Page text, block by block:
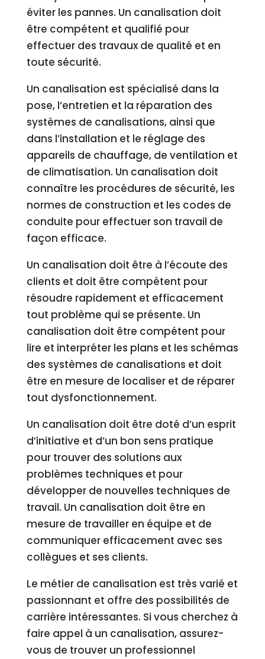
éviter les pannes. Un canalisation doit
être compétent et qualifié pour
effectuer des travaux de qualité et en
toute sécurité.
Un canalisation est spécialisé dans la
pose, l’entretien et la réparation des
systèmes de canalisations, ainsi que
dans l’installation et le réglage des
appareils de chauffage, de ventilation et
de climatisation. Un canalisation doit
connaître les procédures de sécurité, les
normes de construction et les codes de
conduite pour effectuer son travail de
façon efficace.
Un canalisation doit être à l’écoute des
clients et doit être compétent pour
résoudre rapidement et efficacement
tout problème qui se présente. Un
canalisation doit être compétent pour
lire et interpréter les plans et les schémas
des systèmes de canalisations et doit
être en mesure de localiser et de réparer
tout dysfonctionnement.
Un canalisation doit être doté d’un esprit
d’initiative et d’un bon sens pratique
pour trouver des solutions aux
problèmes techniques et pour
développer de nouvelles techniques de
travail. Un canalisation doit être en
mesure de travailler en équipe et de
communiquer efficacement avec ses
collègues et ses clients.
Le métier de canalisation est très varié et
passionnant et offre des possibilités de
carrière intéressantes. Si vous cherchez à
faire appel à un canalisation, assurez-
vous de trouver un professionnel